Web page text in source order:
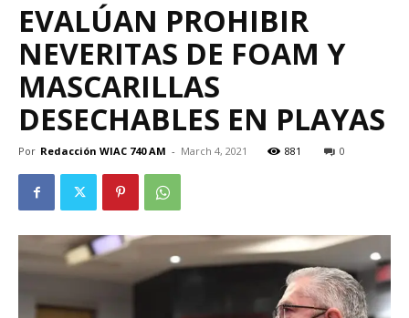
EVALÚAN PROHIBIR
NEVERITAS DE FOAM Y
MASCARILLAS
DESECHABLES EN PLAYAS
Por Redacción WIAC 740 AM - March 4, 2021 881 0